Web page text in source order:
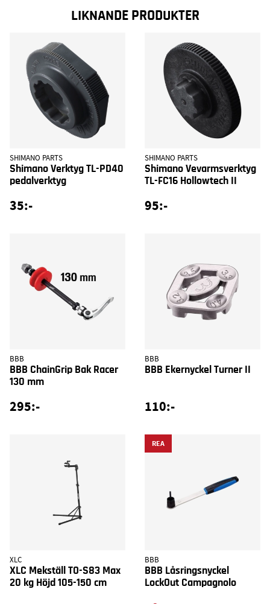
LIKNANDE PRODUKTER
SHIMANO PARTS
Shimano Verktyg TL-PD40
pedalverktyg
35:-
SHIMANO PARTS
Shimano Vevarmsverktyg
TL-FC16 Hollowtech II
95:-
BBB
BBB ChainGrip Bak Racer
130 mm
295:-
BBB
BBB Ekernyckel Turner II
110:-
XLC
XLC Mekställ TO-S83 Max
20 kg Höjd 105-150 cm
REA
BBB
BBB Låsringsnyckel
LockOut Campagnolo